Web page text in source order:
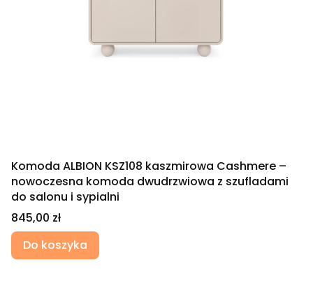
Komoda ALBION KSZ108 kaszmirowa Cashmere –
nowoczesna komoda dwudrzwiowa z szufladami
do salonu i sypialni
Cena
845,00 zł
Do koszyka